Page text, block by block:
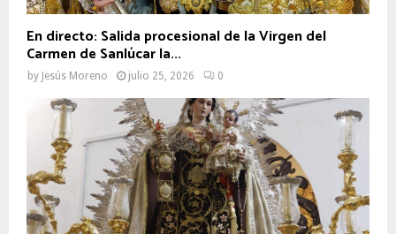
En directo: Salida procesional de la Virgen del
Carmen de Sanlúcar la...
by Jesús Moreno julio 25, 2026 0